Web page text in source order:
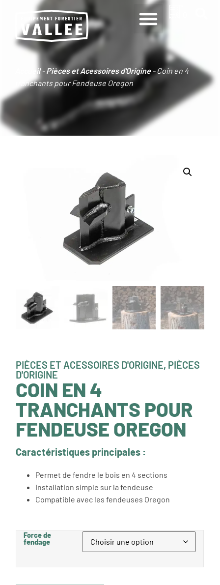
Accueil-Pièces et Acessoires d'Origine-Coin en 4
tranchants pour Fendeuse Oregon
PIÈCES ET ACESSOIRES D'ORIGINE, PIÈCES
D'ORIGINE
COIN EN 4
TRANCHANTS POUR
FENDEUSE OREGON
Caractéristiques principales :
Permet de fendre le bois en 4 sections
Installation simple sur la fendeuse
Compatible avec les fendeuses Oregon
Force de
fendage